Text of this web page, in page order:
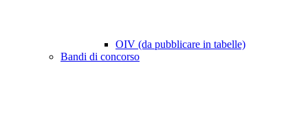
OIV (da pubblicare in tabelle)
Bandi di concorso